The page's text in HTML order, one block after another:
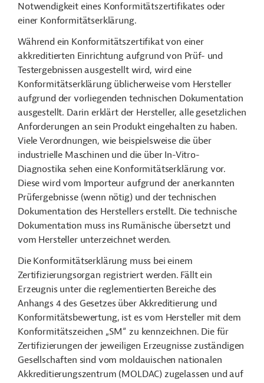
Notwendigkeit eines Konformitätszertifikates oder
einer Konformitätserklärung.
Während ein Konformitätszertifikat von einer
akkreditierten Einrichtung aufgrund von Prüf- und
Testergebnissen ausgestellt wird, wird eine
Konformitätserklärung üblicherweise vom Hersteller
aufgrund der vorliegenden technischen Dokumentation
ausgestellt. Darin erklärt der Hersteller, alle gesetzlichen
Anforderungen an sein Produkt eingehalten zu haben.
Viele Verordnungen, wie beispielsweise die über
industrielle Maschinen und die über In-Vitro-
Diagnostika sehen eine Konformitätserklärung vor.
Diese wird vom Importeur aufgrund der anerkannten
Prüfergebnisse (wenn nötig) und der technischen
Dokumentation des Herstellers erstellt. Die technische
Dokumentation muss ins Rumänische übersetzt und
vom Hersteller unterzeichnet werden.
Die Konformitätserklärung muss bei einem
Zertifizierungsorgan registriert werden. Fällt ein
Erzeugnis unter die reglementierten Bereiche des
Anhangs 4 des Gesetzes über Akkreditierung und
Konformitätsbewertung, ist es vom Hersteller mit dem
Konformitätszeichen „SM“ zu kennzeichnen. Die für
Zertifizierungen der jeweiligen Erzeugnisse zuständigen
Gesellschaften sind vom moldauischen nationalen
Akkreditierungszentrum (MOLDAC) zugelassen und auf